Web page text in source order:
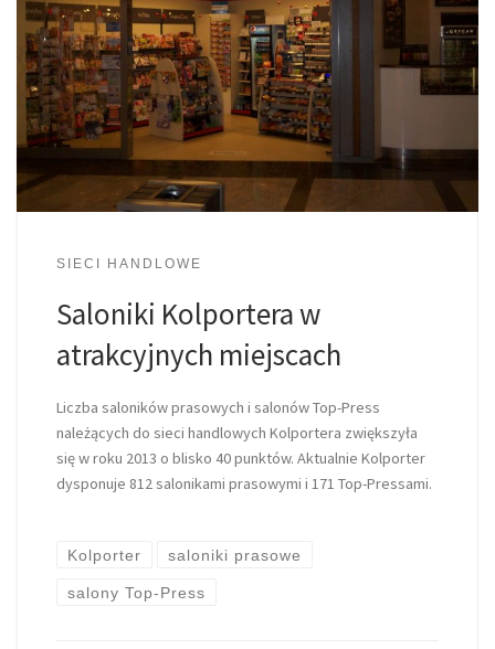
SIECI HANDLOWE
Saloniki Kolportera w
atrakcyjnych miejscach
Liczba saloników prasowych i salonów Top-Press
należących do sieci handlowych Kolportera zwiększyła
się w roku 2013 o blisko 40 punktów. Aktualnie Kolporter
dysponuje 812 salonikami prasowymi i 171 Top-Pressami.
Kolporter saloniki prasowe
salony Top-Press